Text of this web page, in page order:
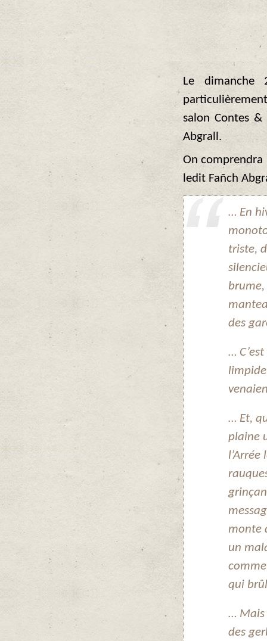
Le
salon Contes &
Abgrall.
On comprendra
ledit Fañch
… En
triste,
des
…
… Et,
plaine
monte
un
qui
… Mais
des